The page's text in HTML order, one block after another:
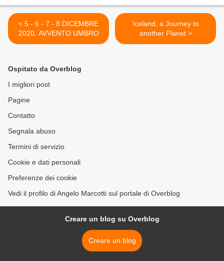
< 5 - 6 - 7 - 8 DICEMBRE
2020, AVVENTO UMBRO
Iceland, a Journey to
another Planet >
Ospitato da Overblog
I migliori post
Pagine
Contatto
Segnala abuso
Termini di servizio
Cookie e dati personali
Preferenze dei cookie
Vedi il profilo di Angelo Marcotti sul portale di Overblog
Creare un blog su Overblog
Creare un blog